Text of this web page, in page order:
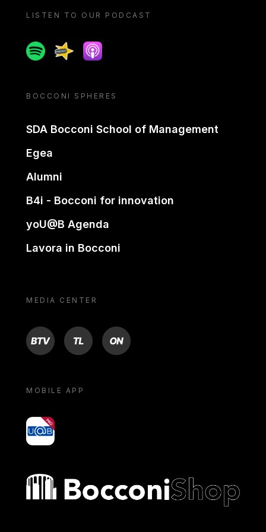
LISTEN TO OUR PODCAST
SpotifySpreakerApple podcast
BOCCONI SPHERES
SDA Bocconi School of Management
Egea
Alumni
B4i - Bocconi for innovation
yoU@B Agenda
Lavora in Bocconi
MEDIA CENTER
BTV TL ON
MOBILE APP
yoU@B
Bocconi shop